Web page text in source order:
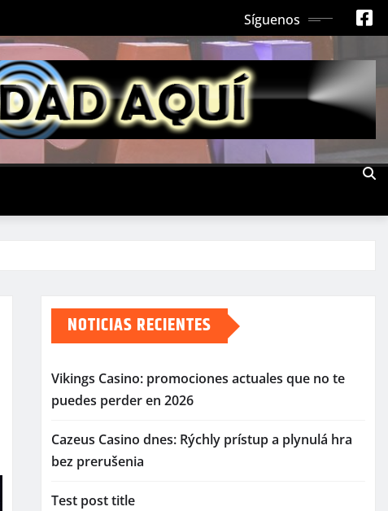
Síguenos
NOTICIAS RECIENTES
Vikings Casino: promociones actuales que no te
puedes perder en 2026
Cazeus Casino dnes: Rýchly prístup a plynulá hra
bez prerušenia
Test post title